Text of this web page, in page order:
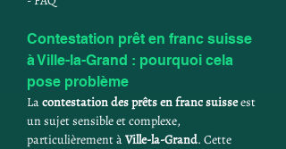
Contestation prêt en franc suisse
à Ville-la-Grand : pourquoi cela
pose problème
La contestation des prêts en franc suisse est
un sujet sensible et complexe,
particulièrement à Ville-la-Grand. Cette